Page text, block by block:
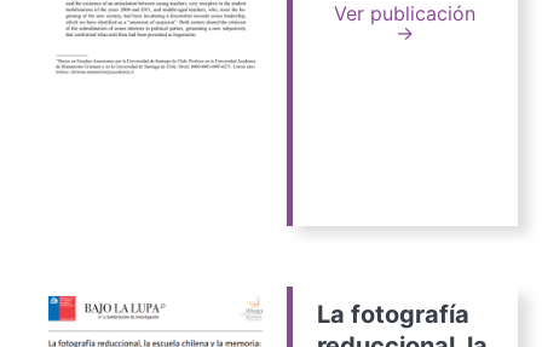
Ver publicación
→
La fotografía